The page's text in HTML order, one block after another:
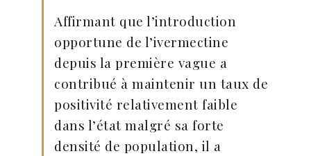
Affirmant que l’introduction
opportune de l’ivermectine
depuis la première vague a
contribué à maintenir un taux de
positivité relativement faible
dans l’état malgré sa forte
densité de population, il a